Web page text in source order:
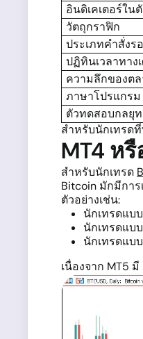
อินดิเคเตอร์ใน
วัตถุกราฟิก
ประเภทคำสั่งร
ปฏิทินเวลาทาง
ความลึกของต
ภาษาโปรแกรม
ตัวทดสอบกลยุ
สำหรับนักเทรด
MT4 ห
สำหรับนักเทรด
Bitcoin มักมีการ
ตัวอย่างเช่น:
นักเทรดแบ
นักเทรดแบ
นักเทรดแบ
เนื่องจาก MT5